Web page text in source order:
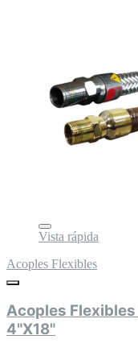
Vista rápida
Acoples Flexibles
Acoples
4"X18"